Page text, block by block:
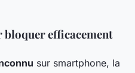
bloquer efficacement
sur smartphone, la